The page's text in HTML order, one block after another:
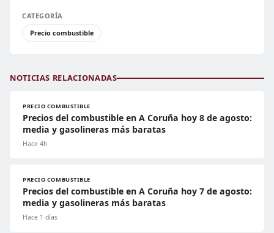
CATEGORÍA
Precio combustible
NOTICIAS RELACIONADAS
PRECIO COMBUSTIBLE
Precios del combustible en A Coruña hoy 8 de agosto:
media y gasolineras más baratas
Hace 4h
PRECIO COMBUSTIBLE
Precios del combustible en A Coruña hoy 7 de agosto:
media y gasolineras más baratas
Hace 1 días